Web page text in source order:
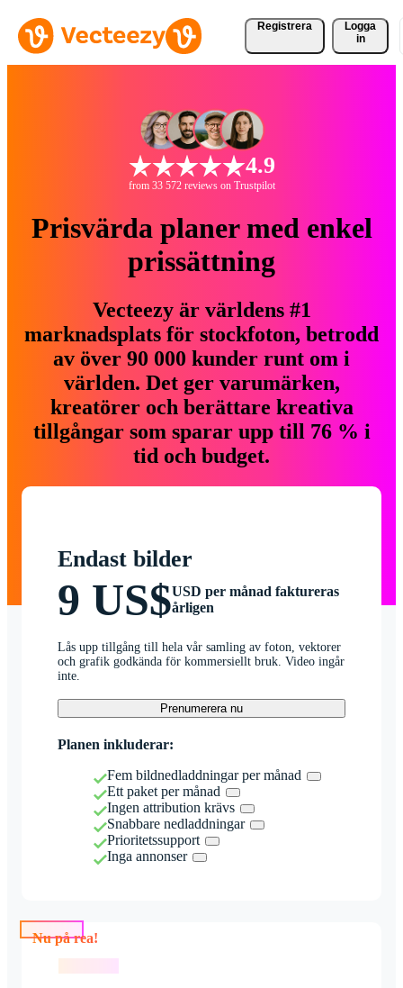
Registrera
Logga
in
4.9
from 33 572 reviews on Trustpilot
Prisvärda planer med enkel
prissättning
Vecteezy är världens #1
marknadsplats för stockfoton, betrodd
av över 90 000 kunder runt om i
världen. Det ger varumärken,
kreatörer och berättare kreativa
tillgångar som sparar upp till 76 % i
tid och budget.
Endast bilder
9 US$USD per månad faktureras
årligen
Lås upp tillgång till hela vår samling av foton, vektorer
och grafik godkända för kommersiellt bruk. Video ingår
inte.
Prenumerera nu
Planen inkluderar:
Fem bildnedladdningar per månad
Ett paket per månad
Ingen attribution krävs
Snabbare nedladdningar
Prioritetssupport
Inga annonser
Nu på rea!